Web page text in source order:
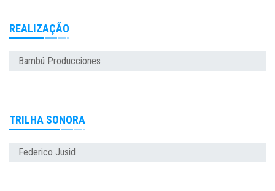
REALIZAÇÃO
Bambú Producciones
TRILHA SONORA
Federico Jusid